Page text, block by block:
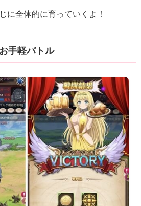
に全体的に育っていくよ！
手軽バトル